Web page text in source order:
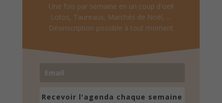
Une fois par semaine en un coup d'oeil
Lotos, Taureaux, Marchés de Noël, ...
Désinscription possible à tout moment
Recevoir l'agenda chaque semaine